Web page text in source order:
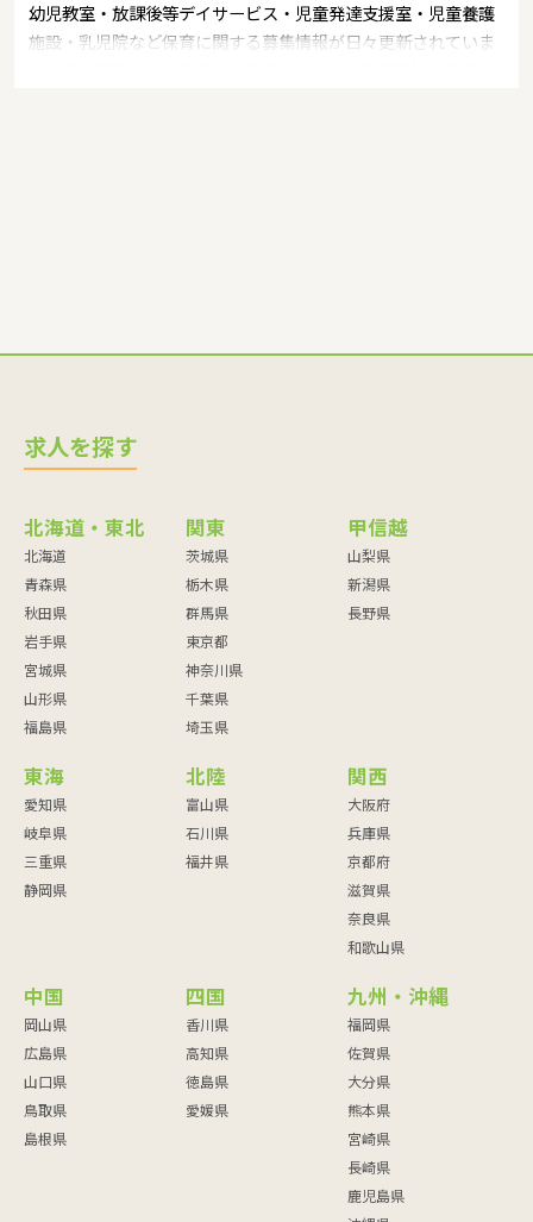
幼児教室・放課後等デイサービス・児童発達支援室・児童養護
施設・乳児院など保育に関する募集情報が日々更新されていま
求人を探す
北海道・東北
北海道
青森県
秋田県
岩手県
宮城県
山形県
福島県
関東
茨城県
栃木県
群馬県
東京都
神奈川県
千葉県
埼玉県
甲信越
山梨県
新潟県
長野県
東海
愛知県
岐阜県
三重県
静岡県
北陸
富山県
石川県
福井県
関西
大阪府
兵庫県
京都府
滋賀県
奈良県
和歌山県
中国
岡山県
広島県
山口県
鳥取県
島根県
四国
香川県
高知県
徳島県
愛媛県
九州・沖縄
福岡県
佐賀県
大分県
熊本県
宮崎県
長崎県
鹿児島県